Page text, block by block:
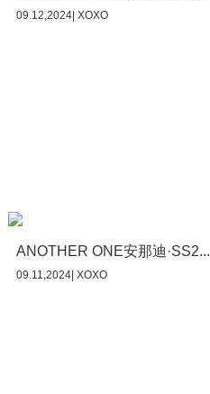
09.12,2024| XOXO
ANOTHER ONE安那迪·SS2...
09.11,2024| XOXO